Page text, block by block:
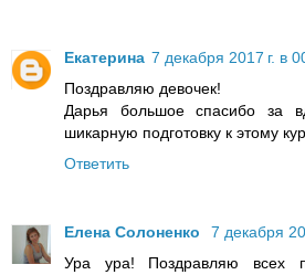
Екатерина 7 декабря 2017 г. в
Поздравляю девочек!
Дарья большое спасибо за
шикарную подготовку к этому
Ответить
Елена Солоненко
7 декабря
Ура ура! Поздравляю всех